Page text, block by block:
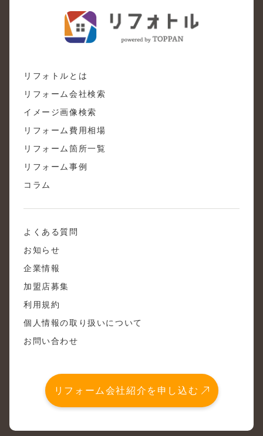
リフォトルとは
リフォーム会社検索
イメージ画像検索
リフォーム費用相場
リフォーム箇所一覧
リフォーム事例
コラム
よくある質問
お知らせ
企業情報
加盟店募集
利用規約
個人情報の取り扱いについて
お問い合わせ
リフォーム会社紹介を申し込む